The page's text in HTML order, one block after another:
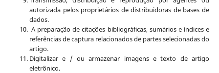
autorizada pelos proprietários de distribuidoras de bases de
dados.
A preparação de citações bibliográficas, sumários e índices e
referências de captura relacionados de partes selecionadas do
artigo.
Digitalizar e / ou armazenar imagens e texto de artigo
eletrônico.